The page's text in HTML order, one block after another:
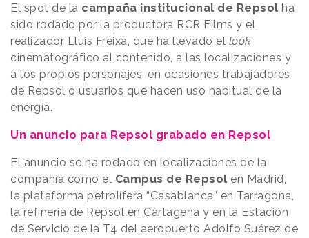
El spot de la campaña institucional de Repsol ha
sido rodado por la productora RCR Films y el
realizador Lluis Freixa, que ha llevado el look
cinematográfico al contenido, a las localizaciones y
a los propios personajes, en ocasiones trabajadores
de Repsol o usuarios que hacen uso habitual de la
energía.
Un anuncio para Repsol grabado en Repsol
El anuncio se ha rodado en localizaciones de la
compañía como el Campus de Repsol en Madrid,
la plataforma petrolífera “Casablanca” en Tarragona,
la refinería de Repsol en Cartagena y en la Estación
de Servicio de la T4 del aeropuerto Adolfo Suárez de